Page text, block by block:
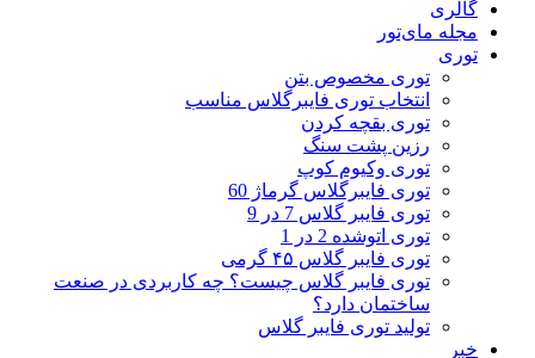
گالری
مجله مای‌تور
توری
توری مخصوص بتن
انتخاب توری فایبرگلاس مناسب
توری بقچه کردن
رزین پشت سنگ
توری وکیوم کوپ
توری فایبرگلاس گرماژ 60
توری فایبر گلاس 7 در 9
توری اتوشده 2 در 1
توری فایبر گلاس ۴۵ گرمی
توری فایبر گلاس چیست؟ چه کاربردی در صنعت
ساختمان دارد؟
تولید توری فایبر گلاس
خبر